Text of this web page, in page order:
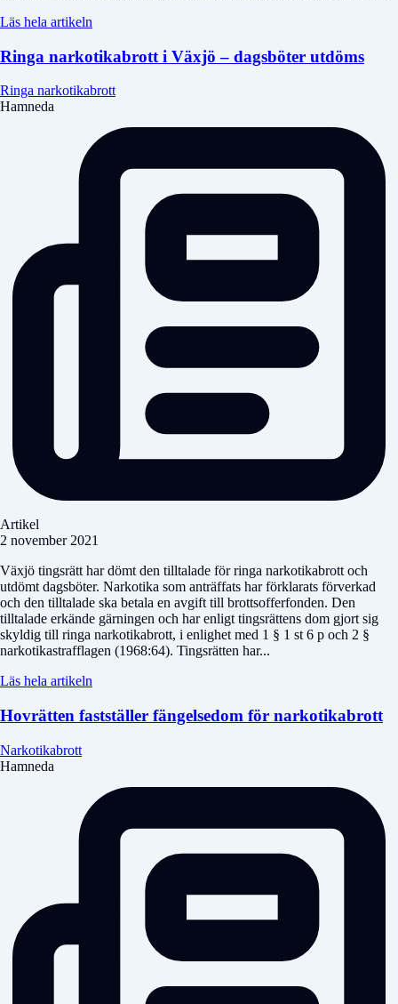
Läs hela artikeln
Ringa narkotikabrott i Växjö – dagsböter utdöms
Ringa narkotikabrott
Hamneda
Artikel
2 november 2021
Växjö tingsrätt har dömt den tilltalade för ringa narkotikabrott och
utdömt dagsböter. Narkotika som anträffats har förklarats förverkad
och den tilltalade ska betala en avgift till brottsofferfonden. Den
tilltalade erkände gärningen och har enligt tingsrättens dom gjort sig
skyldig till ringa narkotikabrott, i enlighet med 1 § 1 st 6 p och 2 §
narkotikastrafflagen (1968:64). Tingsrätten har...
Läs hela artikeln
Hovrätten fastställer fängelsedom för narkotikabrott
Narkotikabrott
Hamneda